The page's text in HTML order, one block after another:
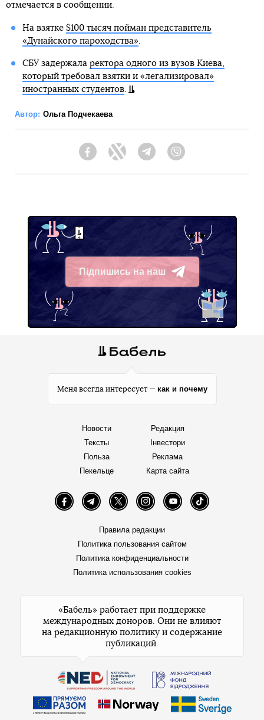
отмечается в сообщении.
На взятке $100 тысяч пойман представитель
«Дунайского пароходства».
СБУ задержала ректора одного из вузов Киева,
который требовал взятки и «легализировал»
иностранных студентов.
Автор: Ольга Подчекаева
FacebookTwitter Telegram
Підпишись на наш
Telegram
Меня всегда интересует — как и почему
Новости
Тексты
Польза
Пекельце
Редакция
Інвестори
Реклама
Карта сайта
FacebookTelegramTwitter InstagramYouTube TikTok
Правила редакции
Политика пользования сайтом
Политика конфиденциальности
Политика использования cookies
«Бабель» работает при поддержке
международных доноров. Они не влияют
на редакционную политику и содержание
публикаций.